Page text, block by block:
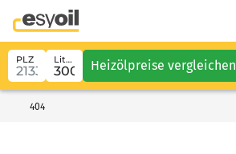
PLZ Liter Heizölpreise vergleichen
404